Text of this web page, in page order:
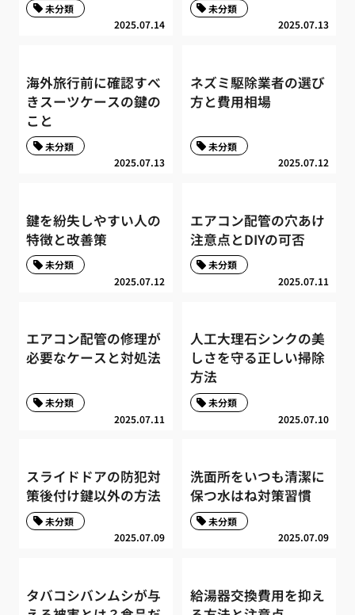
2025.07.14
未分類
2025.07.13
未分類
海外旅行前に確認すべ
きスーツケースの鍵の
こと
2025.07.13
未分類
ネズミ駆除業者の選び
方と費用相場
2025.07.12
未分類
鍵を紛失しやすい人の
特徴と改善策
2025.07.12
未分類
エアコン配管の穴あけ
注意点とDIYの可否
2025.07.11
未分類
エアコン配管の修理が
必要なケースと対処法
2025.07.11
未分類
人工大理石シンクの美
しさを守る正しい掃除
方法
2025.07.10
未分類
スライドドアの防犯対
策後付け鍵以外の方法
2025.07.09
未分類
洗面所をいつも清潔に
保つ水はね対策習慣
2025.07.09
未分類
タバコシバンムシが与
給湯器交換費用を抑え